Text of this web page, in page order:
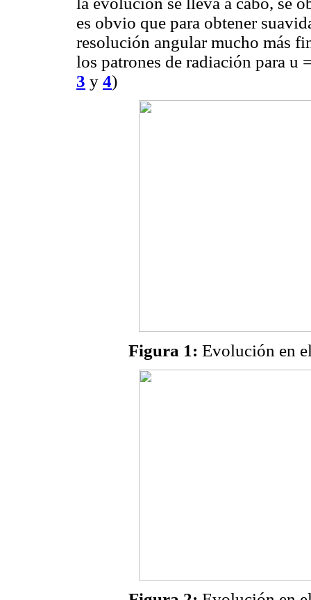
es obvio que para obtener
resolución angular mucho más
los patrones de radiación para u
3 y 4)
Figura 1: Evolución en